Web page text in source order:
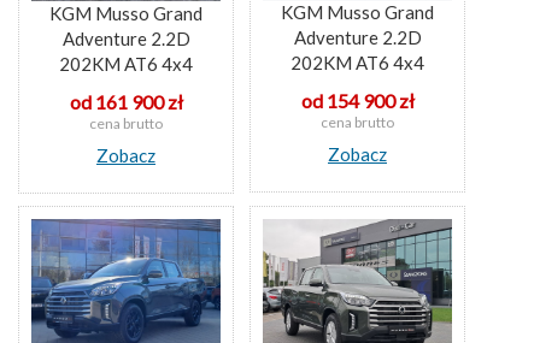
KGM Musso Grand
Adventure 2.2D
202KM AT6 4x4
od 161 900 zł
cena brutto
Zobacz
KGM Musso Grand
Adventure 2.2D
202KM AT6 4x4
od 154 900 zł
cena brutto
Zobacz